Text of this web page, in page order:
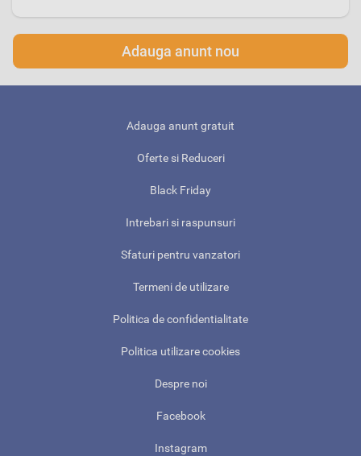
Adauga anunt nou
Adauga anunt gratuit
Oferte si Reduceri
Black Friday
Intrebari si raspunsuri
Sfaturi pentru vanzatori
Termeni de utilizare
Politica de confidentialitate
Politica utilizare cookies
Despre noi
Facebook
Instagram